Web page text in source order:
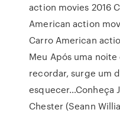
action movies 2016
American action
Carro American
Meu Após uma
recordar, surge um
esquecer…Conheça
Chester (Seann